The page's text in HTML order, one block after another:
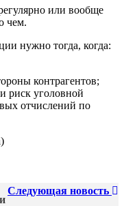
или вообще
чем.
нужно тогда, когда:
контрагентов;
риск уголовной
отчислений по
Следующая новость